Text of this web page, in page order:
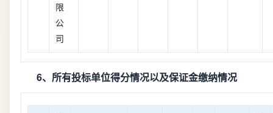
限
公
司
6、所有投标单位得分情况以及保证金缴纳情况